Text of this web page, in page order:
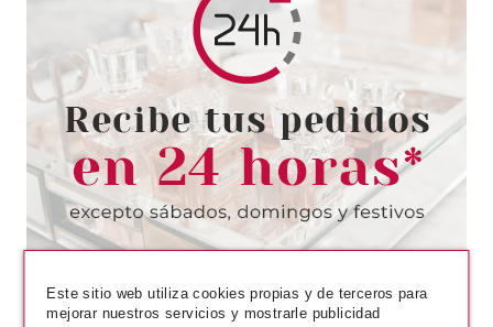
BABARIA
BABARIA SERUM 7 EFECTOS
ALOE VERA 50ML
7.10€
Este sitio web utiliza cookies propias y de terceros para
mejorar nuestros servicios y mostrarle publicidad